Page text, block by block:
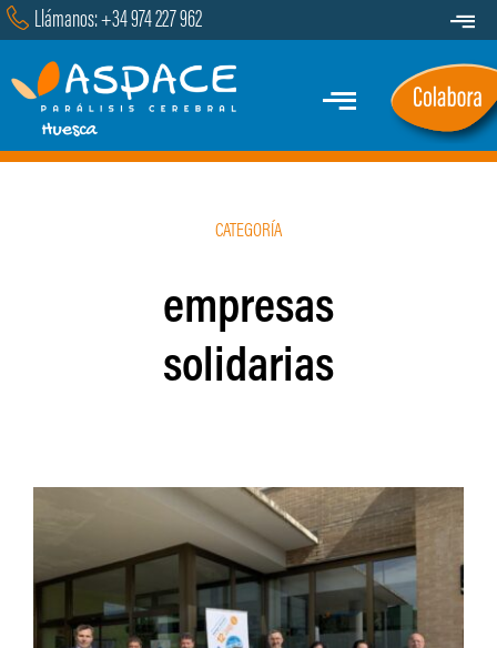
Saltar
contenido
Llámanos: +34 974 227 962
Toggle
Transparencia
Contacto
Toggle
Navigation
Servicios y Programas
CATEGORÍA
empresas
solidarias